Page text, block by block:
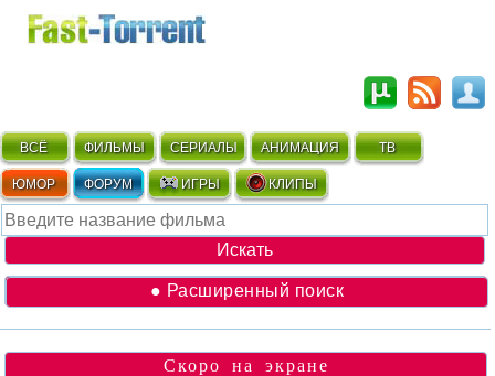
ВСЁ ФИЛЬМЫ СЕРИАЛЫ АНИМАЦИЯ ТВ
ЮМОР ФОРУМ ИГРЫ КЛИПЫ
● Расширенный поиск
Скоро на экране